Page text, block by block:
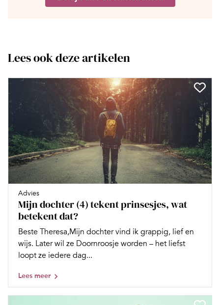
Lees ook deze artikelen
Advies
Mijn dochter (4) tekent prinsesjes, wat
betekent dat?
Beste Theresa,Mijn dochter vind ik grappig, lief en
wijs. Later wil ze Doornroosje worden – het liefst
loopt ze iedere dag...
Lees meer